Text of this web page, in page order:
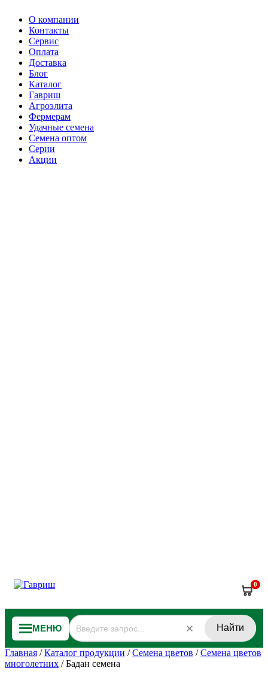
О компании
Контакты
Сервис
Оплата
Доставка
Блог
Каталог
Гавриш
Агроэлита
Фермерам
Удачные семена
Семена оптом
Серии
Акции
0
МЕНЮ Найти
Главная /Каталог продукции /Семена цветов /Семена цветов
многолетних /Бадан семена